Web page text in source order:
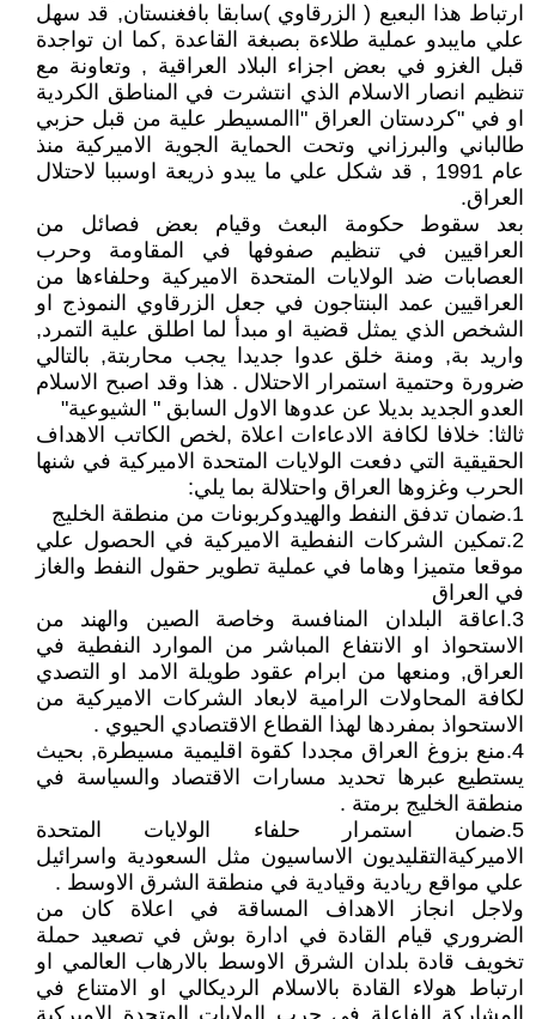
ارتباط هذا البعبع ( الزرقاوي )سابقا بافغنستان, قد سهل
علي مايبدو عملية طلاءة بصبغة القاعدة ,كما ان تواجدة
قبل الغزو في بعض اجزاء البلاد العراقية , وتعاونة مع
تنظيم انصار الاسلام الذي انتشرت في المناطق الكردية
او في "كردستان العراق "االمسيطر علية من قبل حزبي
طالباني والبرزاني وتحت الحماية الجوية الاميركية منذ
عام 1991 , قد شكل علي ما يبدو ذريعة اوسببا لاحتلال
العراق.
بعد سقوط حكومة البعث وقيام بعض فصائل من
العراقيين في تنظيم صفوفها في المقاومة وحرب
العصابات ضد الولايات المتحدة الاميركية وحلفاءها من
العراقيين عمد البنتاجون في جعل الزرقاوي النموذج او
الشخص الذي يمثل قضية او مبدأ لما اطلق علية التمرد,
واريد بة, ومنة خلق عدوا جديدا يجب محاربتة, بالتالي
ضرورة وحتمية استمرار الاحتلال . هذا وقد اصبح الاسلام
العدو الجديد بديلا عن عدوها الاول السابق " الشيوعية"
ثالثا: خلافا لكافة الادعاءات اعلاة ,لخص الكاتب الاهداف
الحقيقية التي دفعت الولايات المتحدة الاميركية في شنها
الحرب وغزوها العراق واحتلالة بما يلي:
1.ضمان تدفق النفط والهيدوكربونات من منطقة الخليج
2.تمكين الشركات النفطية الاميركية في الحصول علي
موقعا متميزا وهاما في عملية تطوير حقول النفط والغاز
في العراق
3.اعاقة البلدان المنافسة وخاصة الصين والهند من
الاستحواذ او الانتفاع المباشر من الموارد النفطية في
العراق, ومنعها من ابرام عقود طويلة الامد او التصدي
لكافة المحاولات الرامية لابعاد الشركات الاميركية من
الاستحواذ بمفردها لهذا القطاع الاقتصادي الحيوي .
4.منع بزوغ العراق مجددا كقوة اقليمية مسيطرة, بحيث
يستطيع عبرها تحديد مسارات الاقتصاد والسياسة في
منطقة الخليج برمتة .
5.ضمان استمرار حلفاء الولايات المتحدة
الاميركيةالتقليديون الاساسيون مثل السعودية واسرائيل
علي مواقع ريادية وقيادية في منطقة الشرق الاوسط .
ولاجل انجاز الاهداف المساقة في اعلاة كان من
الضروري قيام القادة في ادارة بوش في تصعيد حملة
تخويف قادة بلدان الشرق الاوسط بالارهاب العالمي او
ارتباط هولاء القادة بالاسلام الرديكالي او الامتناع في